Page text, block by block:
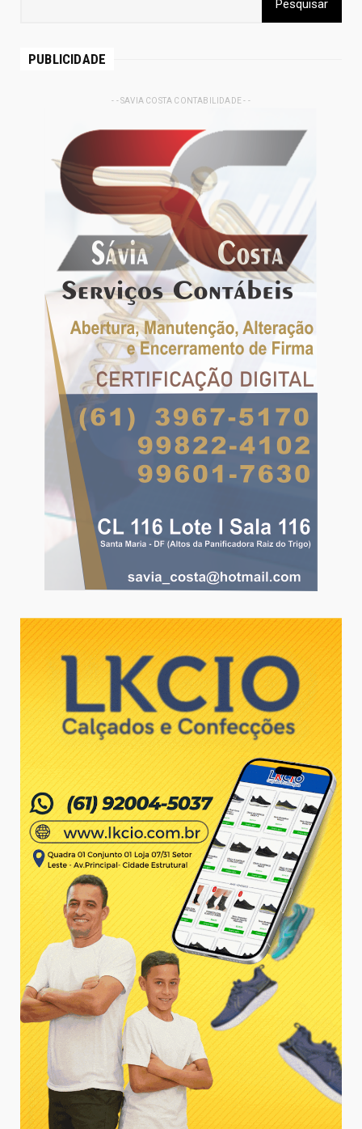
PUBLICIDADE
- - SAVIA COSTA CONTABILIDADE - -